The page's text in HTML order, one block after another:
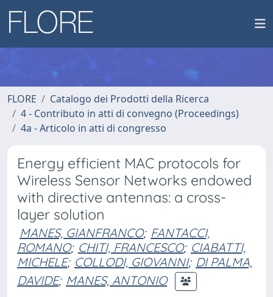
FLORE
Catalogo dei Prodotti della Ricerca
4 - Contributo in atti di convegno (Proceedings)
4a - Articolo in atti di congresso
Energy efficient MAC protocols for
Wireless Sensor Networks endowed
with directive antennas: a cross-
layer solution
MANES, GIANFRANCO; FANTACCI,
ROMANO; CHITI, FRANCESCO; CIABATTI,
MICHELE; COLLODI, GIOVANNI; DI PALMA,
DAVIDE; MANES, ANTONIO